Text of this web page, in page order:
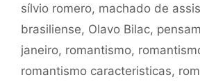
sílvio romero, machado de assis
brasiliense, Olavo Bilac,
janeiro, romantismo,
romantismo caracteristicas,